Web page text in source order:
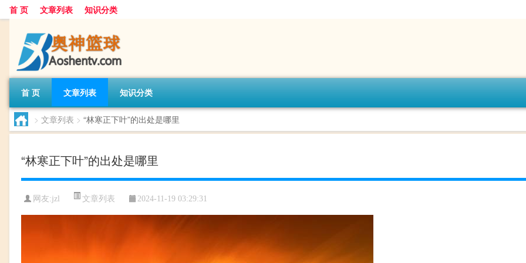
首 页 文章列表 知识分类
首 页 文章列表 知识分类
> 文章列表 > “林寒正下叶”的出处是哪里
“林寒正下叶”的出处是哪里
网友:jzl 文章列表 2024-11-19 03:29:31